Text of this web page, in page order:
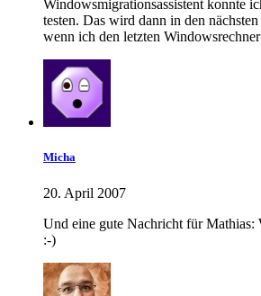
Windowsmigrationsassistent konnte
testen. Das wird dann in den nächsten
wenn ich den letzten
Micha
20. April 2007
Und eine gute Nachricht für Mathias:
:-)